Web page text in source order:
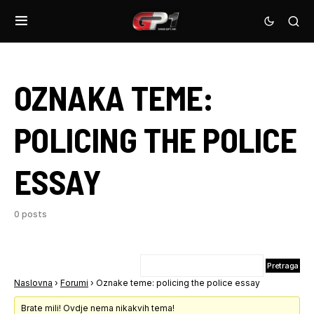
OZNAKA TEME:
POLICING THE POLICE
ESSAY
0 posts
Naslovna › Forumi › Oznake teme: policing the police essay
Brate mili! Ovdje nema nikakvih tema!